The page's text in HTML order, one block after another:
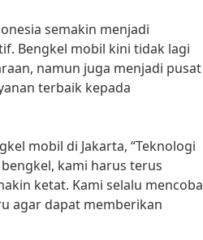
semakin menjadi
Bengkel mobil kini tidak lagi
namun juga menjadi pusat
terbaik kepada
mobil di Jakarta, “Teknologi
kami harus terus
ketat. Kami selalu mencoba
agar dapat memberikan